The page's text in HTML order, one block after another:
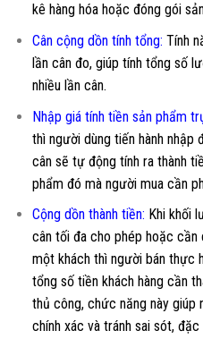
kê hàng hóa hoặc đóng gói
Cân cộng dồn tính tổng: Tính
lần cân đo, giúp tính tổng số
nhiều lần cân.
Nhập giá tính tiền sản phẩm
thì người dùng tiến hành nhập
cân sẽ tự động tính ra thành
phẩm đó mà người mua cần
Cộng dồn thành tiền: Khi khối
cân tối đa cho phép hoặc cần
một khách thì người bán thực
tổng số tiền khách hàng cần
thủ công, chức năng này giúp
chính xác và tránh sai sót,